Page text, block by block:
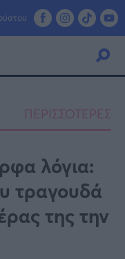
ΠΕΡΙΣΣΟΤΕΡΕΣ
λόγια:
τραγουδά
της την